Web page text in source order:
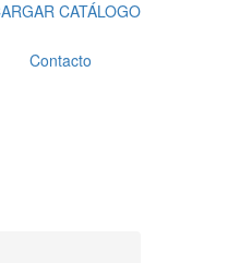
CATÁLOGO
Contacto